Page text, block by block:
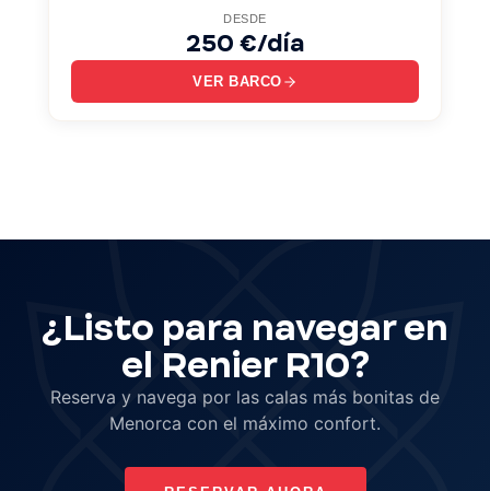
DESDE
250 €/día
VER BARCO
¿Listo para navegar en
el Renier R10?
Reserva y navega por las calas más bonitas de
Menorca con el máximo confort.